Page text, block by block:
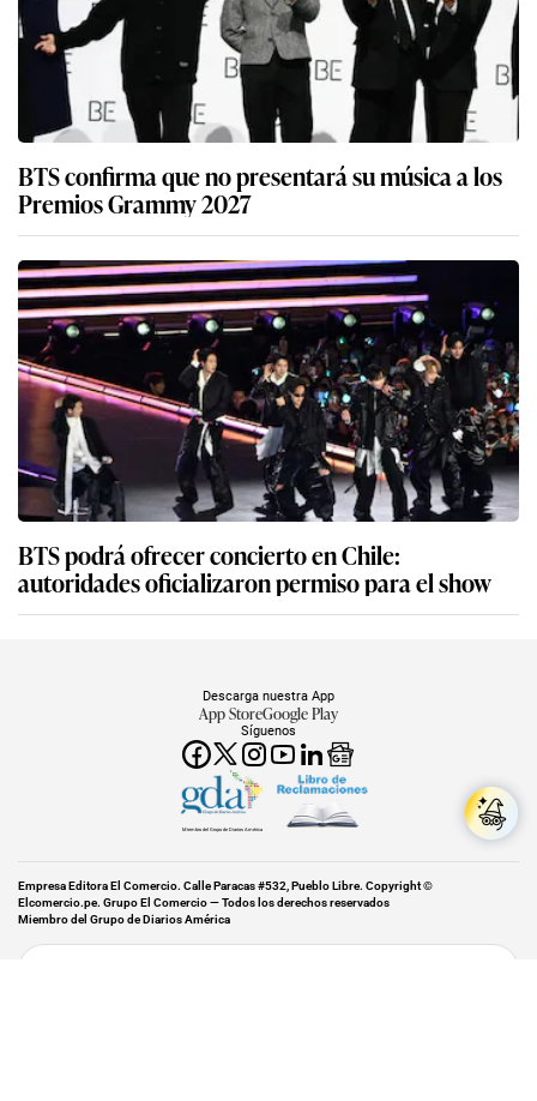
BTS confirma que no presentará su música a los
Premios Grammy 2027
BTS podrá ofrecer concierto en Chile:
autoridades oficializaron permiso para el show
Síguenos
Descarga nuestra App
App StoreGoogle Play
Miembro del Grupo de Diarios América
Empresa Editora El Comercio. Calle Paracas #532, Pueblo Libre. Copyright ©
Elcomercio.pe. Grupo El Comercio — Todos los derechos reservados
Miembro del Grupo de Diarios América